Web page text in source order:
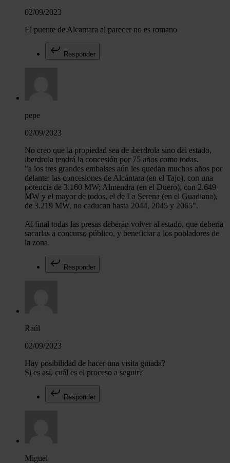
02/09/2023
El puente de Alcantara al parecer no es romano
Responder
pepe
02/09/2023
No creo que la propiedad sea de iberdrola sino del estado,
iberdrola tendrá la concesión por 75 años como todas.
"a los tres grandes embalses aún les quedan muchos años por
delante: las concesiones de Alcántara (en el Tajo), con una
potencia de 3.160 MW; Almendra (en el Duero), con 2.649
MW y el mayor de todos, el de La Serena (en el Guadiana),
de 3.219 MW, no caducan hasta 2044, 2045 y 2065".
Al final todas las presas deberán volver al estado, que debería
sacarlas a concurso público, y beneficiar a los pobladores de
la zona.
Responder
Raúl
02/09/2023
Hay posibilidad de hacer una visita guiada?
Si es así, cuál es el proceso a seguir?
Responder
Miguel